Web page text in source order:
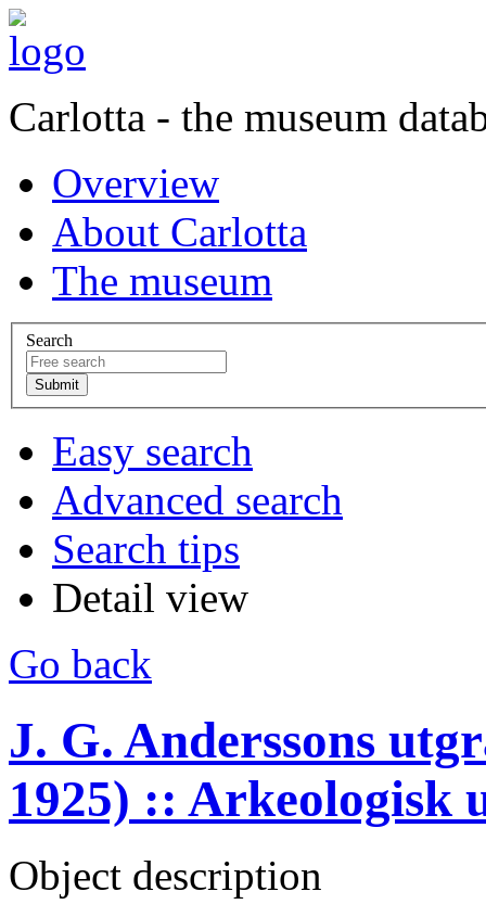
Carlotta - the museum
Overview
About Carlotta
The museum
Search
Easy search
Advanced search
Search tips
Detail view
Go back
J. G. Anderssons
1925) :: Arkeologisk
Object description